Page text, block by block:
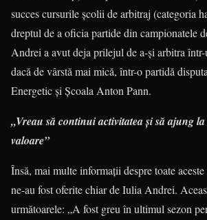
succes cursurile şcolii de arbitraj (categoria
dreptul de a oficia partide din campionatele
Andrei a avut deja prilejul de a-şi arbitra
dacă de vârstă mai mică, într-o partidă
Energetic şi Şcoala Anton Pann.
„Vreau să continui activitatea şi să ajung
valoare”
Însă, mai multe informaţii despre toate
ne-au fost oferite chiar de Iulia Andrei.
următoarele: „A fost greu în ultimul sezon